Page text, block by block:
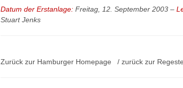
Datum der Erstanlage: Freitag, 12. September 2003 –
Stuart Jenks
Zurück zur Hamburger Homepage / zurück zur